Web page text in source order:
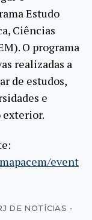
Estudo
Ciências
O programa
realizadas a
de estudos,
e
exterior.
event
DE NOTÍCIAS -